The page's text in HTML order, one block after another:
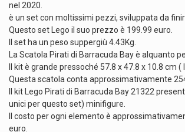
nel 2020.
è un set con moltissimi pezzi, sviluppata da
Questo set Lego il suo prezzo è 199.99 euro.
Il set ha un peso suppergiù 4.43Kg.
La Scatola Pirati di Barracuda Bay è alquanto
Il kit è grande pressoché 57.8 x 47.8 x 10.8 cm (
Questa scatola conta approssimativamente
Il kit Lego Pirati di Barracuda Bay 21322
unici per questo set) minifigure.
Il costo per ogni elemento è
euro.